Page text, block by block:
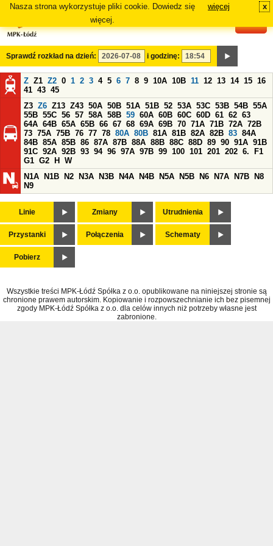
Nasza strona wykorzystuje pliki cookie. Dowiedz się
więcej.
więcej x
Sprawdź rozkład na dzień: i godzinę:
Z Z1 Z2 0 1 2 3 4 5 6 7 8 9 10A 10B 11 12 13 14 15 16
41 43 45
Z3 Z6 Z13 Z43 50A 50B 51A 51B 52 53A 53C 53B 54B 55A
55B 55C 56 57 58A 58B 59 60A 60B 60C 60D 61 62 63
64A 64B 65A 65B 66 67 68 69A 69B 70 71A 71B 72A 72B
73 75A 75B 76 77 78 80A 80B 81A 81B 82A 82B 83 84A
84B 85A 85B 86 87A 87B 88A 88B 88C 88D 89 90 91A 91B
91C 92A 92B 93 94 96 97A 97B 99 100 101 201 202 6.
F1
G1 G2 H
W
N1A
N1B N2 N3A N3B N4A N4B N5A N5B N6 N7A N7B
N8
N9
Linie Zmiany Utrudnienia
Przystanki Połączenia Schematy
Pobierz
Wszystkie treści MPK-Łódź Spółka z o.o. opublikowane na niniejszej stronie są
chronione prawem autorskim. Kopiowanie i rozpowszechnianie ich bez pisemnej
zgody MPK-Łódź Spółka z o.o. dla celów innych niż potrzeby własne jest
zabronione.